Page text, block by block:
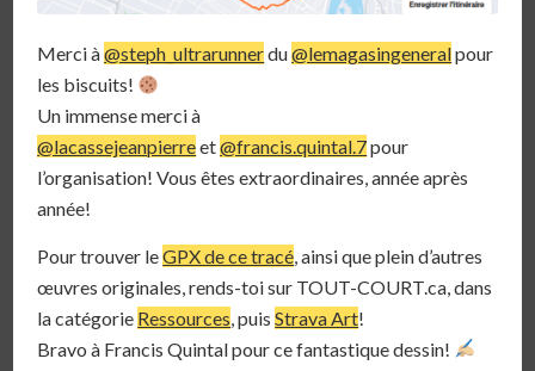
Merci à@steph_ultrarunnerdu@lemagasingeneralpour
les biscuits!
Un immense merci à
@lacassejeanpierreet@francis.quintal.7pour
l’organisation! Vous êtes extraordinaires, année après
année!
Pour trouver leGPX de ce tracé , ainsi que plein d’autres
œuvres originales, rends-toi sur TOUT-COURT.ca, dans
la catégorie Ressources , puisStrava Art!
Bravo à Francis Quintal pour ce fantastique dessin!